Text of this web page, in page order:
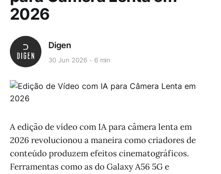
2026
Digen
30 Jun 2026 6 min
A edição de vídeo com IA para câmera lenta em
2026 revolucionou a maneira como criadores de
conteúdo produzem efeitos cinematográficos.
Ferramentas como as do Galaxy A56 5G e